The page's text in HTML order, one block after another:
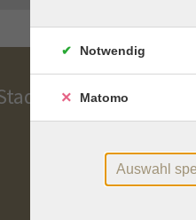
Notwendig
Matomo
Auswahl